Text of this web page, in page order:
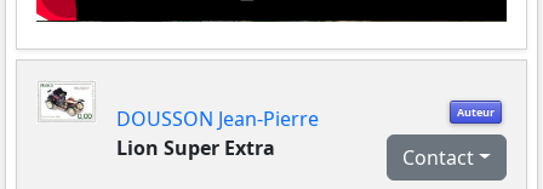
Auteur
DOUSSON Jean-Pierre
Lion Super Extra
Contact